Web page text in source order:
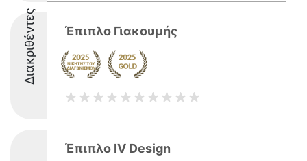
Διακριθέντες Έπιπλο Γιακουμής
Έπιπλο IV Design